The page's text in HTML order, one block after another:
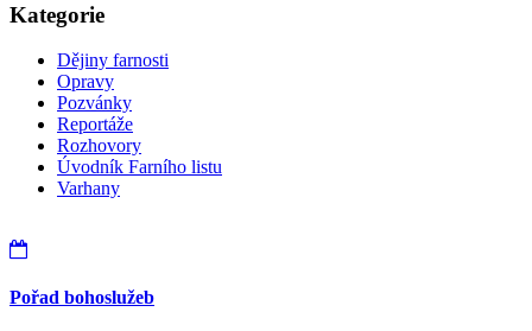
Kategorie
Dějiny farnosti
Opravy
Pozvánky
Reportáže
Rozhovory
Úvodník Farního listu
Varhany
Pořad bohoslužeb